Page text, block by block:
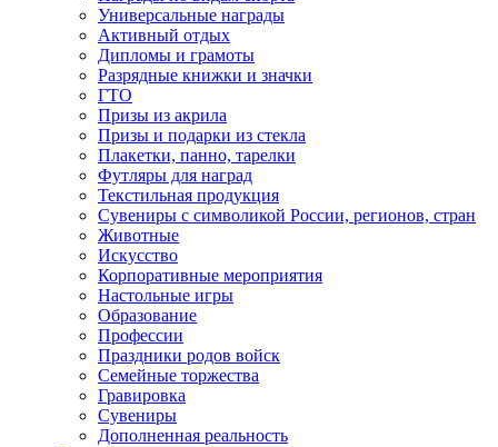
Универсальные награды
Активный отдых
Дипломы и грамоты
Разрядные книжки и значки
ГТО
Призы из акрила
Призы и подарки из стекла
Плакетки, панно, тарелки
Футляры для наград
Текстильная продукция
Сувениры с символикой России, регионов, стран
Животные
Искусство
Корпоративные мероприятия
Настольные игры
Образование
Профессии
Праздники родов войск
Семейные торжества
Гравировка
Сувениры
Дополненная реальность